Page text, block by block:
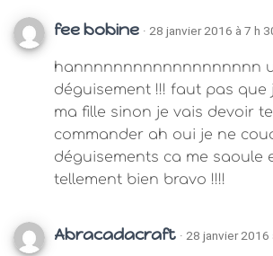
fee bobine · 28 janvier 2016 à 7 h
hannnnnnnnnnnnnnnnnnn
déguisement !!! faut pas que
ma fille sinon je vais devoir
commander ah oui je ne
déguisements ca me saoule
tellement bien bravo !!!!
Abracadacraft · 28 janvier 2016